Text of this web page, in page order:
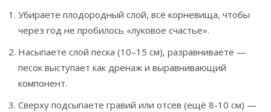
Убираете плодородный слой, всё корневища, чтобы
через год не пробилось «луковое счастье».
Насыпаете слой песка (10–15 см), разравниваете —
песок выступает как дренаж и выравнивающий
компонент.
Сверху подсыпаете гравий или отсев (ещё 8-10 см) —